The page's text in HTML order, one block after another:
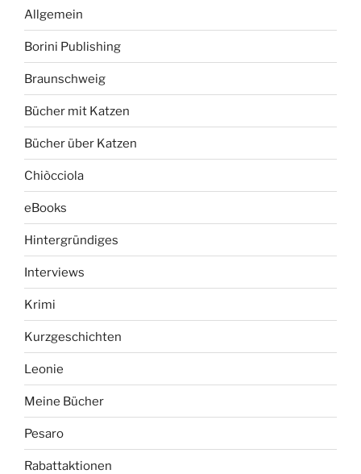
Allgemein
Borini Publishing
Braunschweig
Bücher mit Katzen
Bücher über Katzen
Chiòcciola
eBooks
Hintergründiges
Interviews
Krimi
Kurzgeschichten
Leonie
Meine Bücher
Pesaro
Rabattaktionen